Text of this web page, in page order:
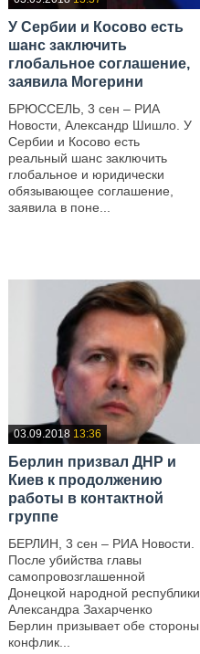
У Сербии и Косово есть
шанс заключить
глобальное соглашение,
заявила Могерини
БРЮССЕЛЬ, 3 сен – РИА
Новости, Александр Шишло. У
Сербии и Косово есть
реальный шанс заключить
глобальное и юридически
обязывающее соглашение,
заявила в поне...
03.09.2018 13:36
Берлин призвал ДНР и
Киев к продолжению
работы в контактной
группе
БЕРЛИН, 3 сен – РИА Новости.
После убийства главы
самопровозглашенной
Донецкой народной республики
Александра Захарченко
Берлин призывает обе стороны
конфлик...